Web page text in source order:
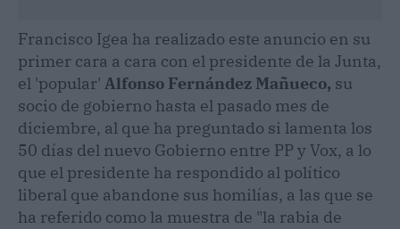
Francisco Igea ha realizado este anuncio en su
primer cara a cara con el presidente de la Junta,
el 'popular' Alfonso Fernández Mañueco, su
socio de gobierno hasta el pasado mes de
diciembre, al que ha preguntado si lamenta los
50 días del nuevo Gobierno entre PP y Vox, a lo
que el presidente ha respondido al político
liberal que abandone sus homilías, a las que se
ha referido como la muestra de "la rabia de